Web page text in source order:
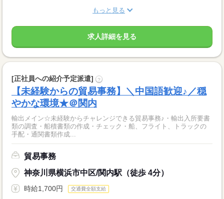
もっと見る
求人詳細を見る
[正社員への紹介予定派遣] ?
【未経験からの貿易事務】＼中国語歓迎♪／穏
やかな環境★＠関内
輸出メイン☆未経験からチャレンジできる貿易事務♪・輸出入所要書
類の調査・船積書類の作成・チェック・船、フライト、トラックの
手配・通関書類作成...
貿易事務
神奈川県横浜市中区/関内駅（徒歩 4分）
時給1,700円 交通費全額支給